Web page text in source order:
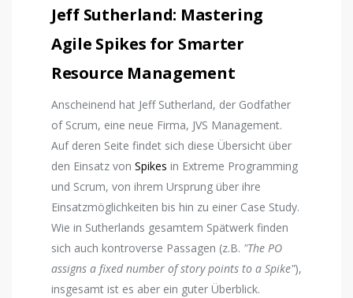
Jeff Sutherland: Mastering
Agile Spikes for Smarter
Resource Management
Anscheinend hat Jeff Sutherland, der Godfather
of Scrum, eine neue Firma, JVS Management.
Auf deren Seite findet sich diese Übersicht über
den Einsatz von Spikes in Extreme Programming
und Scrum, von ihrem Ursprung über ihre
Einsatzmöglichkeiten bis hin zu einer Case Study.
Wie in Sutherlands gesamtem Spätwerk finden
sich auch kontroverse Passagen (z.B. "The PO
assigns a fixed number of story points to a Spike"),
insgesamt ist es aber ein guter Überblick.